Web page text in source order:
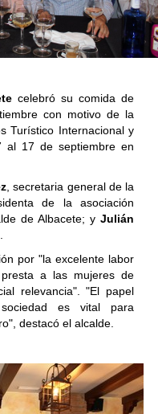
celebró su comida de
con motivo de la
Turístico Internacional y
al 17 de septiembre en
,secretaria general de la
de la asociación
de Albacete; y Julián
por "la excelente labor
a las mujeres de
relevancia". "El papel
es vital para
destacó el alcalde.